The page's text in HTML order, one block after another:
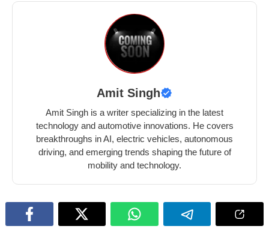
Amit Singh
Amit Singh is a writer specializing in the latest
technology and automotive innovations. He covers
breakthroughs in AI, electric vehicles, autonomous
driving, and emerging trends shaping the future of
mobility and technology.